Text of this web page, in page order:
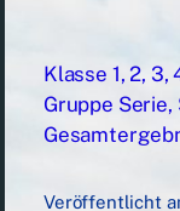
Klasse 1, 2, 3,
Gruppe
Veröffentlicht